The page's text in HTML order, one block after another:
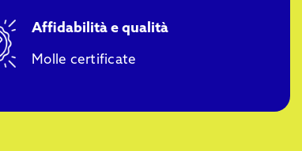
Affidabilità e qualità
Molle certificate